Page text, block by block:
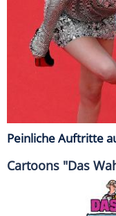
Peinliche Auftritte
Cartoons "Das